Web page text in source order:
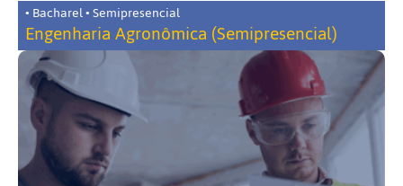
• Bacharel • Semipresencial
Engenharia Agronômica (Semipresencial)